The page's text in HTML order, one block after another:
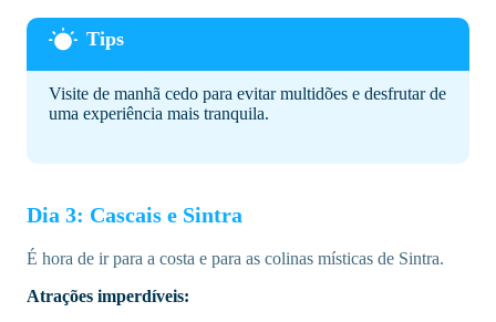
Visite de manhã cedo para evitar multidões e desfrutar de
uma experiência mais tranquila.
Dia 3: Cascais e Sintra
É hora de ir para a costa e para as colinas místicas de Sintra.
Atrações imperdíveis: